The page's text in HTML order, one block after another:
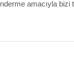
amacıyla